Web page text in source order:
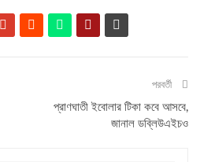
পরবর্তী
প্রাণঘাতী ইবোলার টিকা কবে আসবে,
জানাল ডব্লিউএইচও